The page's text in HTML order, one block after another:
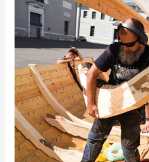
Мангазейский
морской
ход.
Дневник
стройки,
29
августа
–
3
сентября
2023